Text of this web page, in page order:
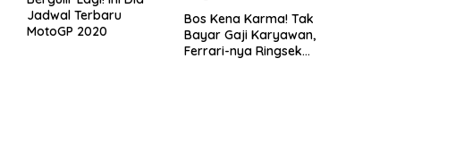
Jadwal Terbaru
MotoGP 2020
Bos Kena Karma! Tak
Bayar Gaji Karyawan,
Ferrari-nya Ringsek